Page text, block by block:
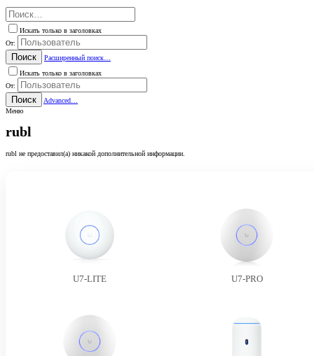
Искать только в заголовках
От:
Поиск
Расширенный поиск…
Искать только в заголовках
От:
Поиск
Advanced…
Меню
rubl
rubl не предоставил(а) никакой дополнительной информации.
U7-LITE U7-PRO